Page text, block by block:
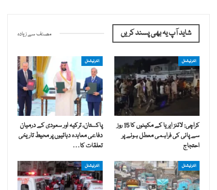
شاید آپ یہ بھی پسند کریں مصنف سے زیادہ
انٹرنیشنل
کراچی: لائنز ایریا کے مکینوں کا 15 روز
سے پانی کی فراہمی معطل ہونے پر
احتجاج
انٹرنیشنل
پاکستان، ترکیہ اور سعودی کے درمیان
دفاعی معاہدہ دہائیوں پر محیط تاریخی
تعلقات کا…
انٹرنیشنل انٹرنیشنل